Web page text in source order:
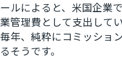
ールによると、米国企業
業管理費として支出して
毎年、純粋にコミッショ
るそうです。